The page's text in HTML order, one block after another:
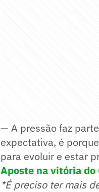
— A pressão faz
expectativa, é
para evoluir e estar
Aposte na vitória do
*É preciso ter mais